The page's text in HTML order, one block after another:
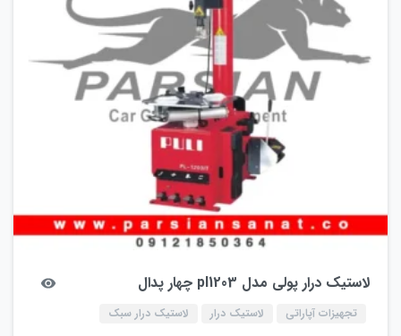
لاستیک درار پولی مدل pl1203 چهار پدال
تجهیزات آپاراتی لاستیک درار لاستیک درار سبک